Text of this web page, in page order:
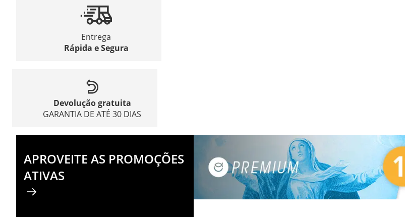
Entrega
Rápida e Segura
Devolução gratuita
GARANTIA DE ATÉ 30 DIAS
APROVEITE AS PROMOÇÕES
ATIVAS